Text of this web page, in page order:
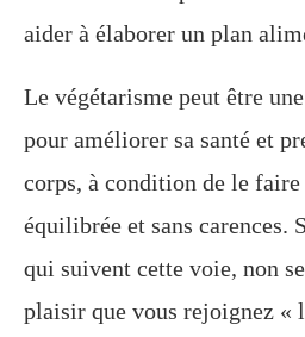
aider à élaborer un plan
Le végétarisme peut être
pour améliorer sa santé et
corps, à condition de le faire
équilibrée et sans carences.
qui suivent cette voie, non
plaisir que vous rejoignez «